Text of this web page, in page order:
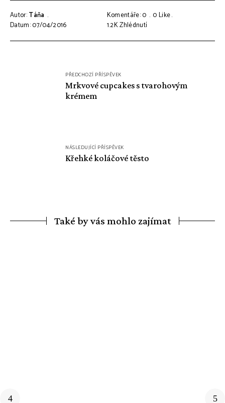
Autor:Táňa
Datum: 07/04/2016
Komentáře: 0 0Like
1.2KZhlédnutí
PŘEDCHOZÍ PŘÍSPĚVEK
Mrkvové cupcakes s tvarohovým
krémem
NÁSLEDUJÍCÍ PŘÍSPĚVEK
Křehké koláčové těsto
Také by vás mohlo zajímat